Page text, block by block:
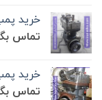
خرید پمپ
تماس
خرید پمپ
تماس